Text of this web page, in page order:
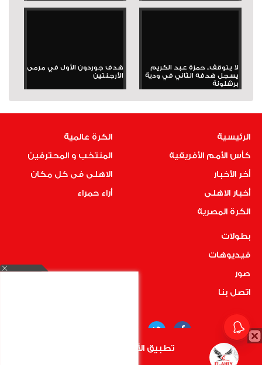
لا يتوقف.. حمزة عبد الكريم
يسجل هدفه الثاني في ودية
برشلونة
هدف جوردون الأول في مرمى
الأرجنتين
الرئيسية
كأس الأمم الأفريقية
أخر الأخبار
أخبار الاهلى
الكرة المصرية
الكرة عالمية
المنتخب و المحترفين
الاهلى فى كل مكان
أراء حمراء
بطولات
فيديوهات
صور
اتصل بنا
تطبيق الأهلي.كوم متاح الأن